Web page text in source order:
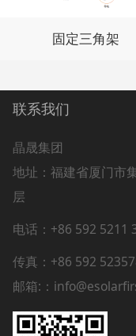
固定三角架
联系我们
晶晟集团
地址： 福建省厦门市
层
电话：+86 592 5211
传真：+86 592
邮箱:：